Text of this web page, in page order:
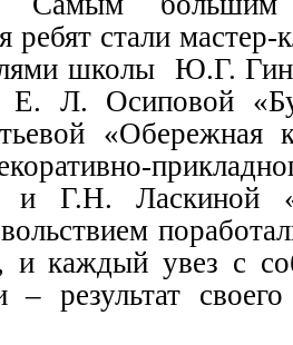
стали мастер-
школы Ю.Г.
Е. Л. Осиповой
«Обережная
и Г.Н. Ласкиной
и каждый увез с
результат